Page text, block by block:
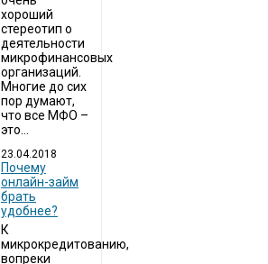
хороший
стереотип о
деятельности
микрофинансовых
организаций.
Многие до сих
пор думают,
что все МФО –
это...
23.04.2018
Почему
онлайн-займ
брать
удобнее?
К
микрокредитованию,
вопреки